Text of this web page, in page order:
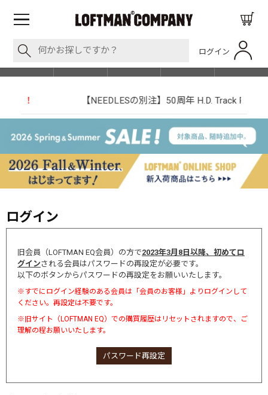
ログイン
SHOP LIST
【NEEDLESの別注】50周年 H.D. Track Pant
ログイン
旧会員（LOFTMAN EQ会員）の方で2023年3月8日以降、初めてロ
グインされる会員はパスワードの再設定が必要です。
以下のボタンからパスワードの再設定をお願いいたします。
※すでにログイン経験のある会員は「会員のお客様」よりログインして
ください。再設定は不要です。
※旧サイト（LOFTMAN EQ）での購買履歴はリセットされますので、ご
理解の程お願いいたします。
パスワード再設定